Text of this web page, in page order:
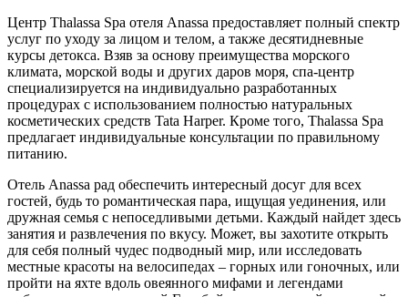
Центр Thalassa Spa отеля Anassa предоставляет полный спектр
услуг по уходу за лицом и телом, а также десятидневные
курсы детокса. Взяв за основу преимущества морского
климата, морской воды и других даров моря, спа-центр
специализируется на индивидуально разработанных
процедурах с использованием полностью натуральных
косметических средств Tata Harper. Кроме того, Thalassa Spa
предлагает индивидуальные консультации по правильному
питанию.
Отель Anassa рад обеспечить интересный досуг для всех
гостей, будь то романтическая пара, ищущая уединения, или
дружная семья с непоседливыми детьми. Каждый найдет здесь
занятия и развлечения по вкусу. Может, вы захотите открыть
для себя полный чудес подводный мир, или исследовать
местные красоты на велосипедах – горных или гоночных, или
пройти на яхте вдоль овеянного мифами и легендами